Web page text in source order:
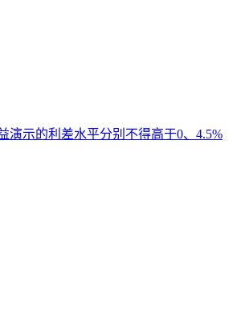
示的利差水平分别不得高于0、4.5%